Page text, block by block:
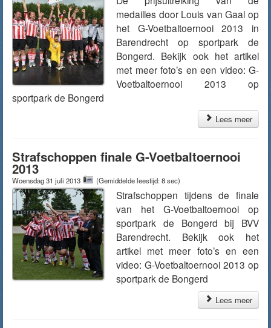
medailles door Louis van Gaal op
het G-Voetbaltoernooi 2013 in
Barendrecht op sportpark de
Bongerd. Bekijk ook het artikel
met meer foto’s en een video: G-
Voetbaltoernooi 2013 op
sportpark de Bongerd
Lees meer
Strafschoppen finale G-Voetbaltoernooi
2013
Woensdag 31 juli 2013 (Gemiddelde leestijd: 8 sec)
Strafschoppen tijdens de finale
van het G-Voetbaltoernooi op
sportpark de Bongerd bij BVV
Barendrecht. Bekijk ook het
artikel met meer foto’s en een
video: G-Voetbaltoernooi 2013 op
sportpark de Bongerd
Lees meer